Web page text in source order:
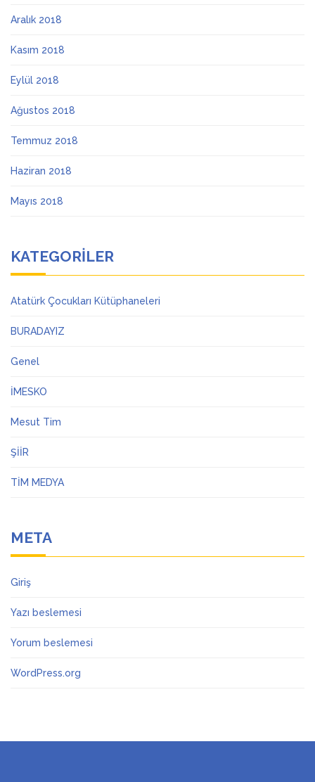
Aralık 2018
Kasım 2018
Eylül 2018
Ağustos 2018
Temmuz 2018
Haziran 2018
Mayıs 2018
KATEGORILER
Atatürk Çocukları Kütüphaneleri
BURADAYIZ
Genel
İMESKO
Mesut Tim
ŞİİR
TİM MEDYA
META
Giriş
Yazı beslemesi
Yorum beslemesi
WordPress.org